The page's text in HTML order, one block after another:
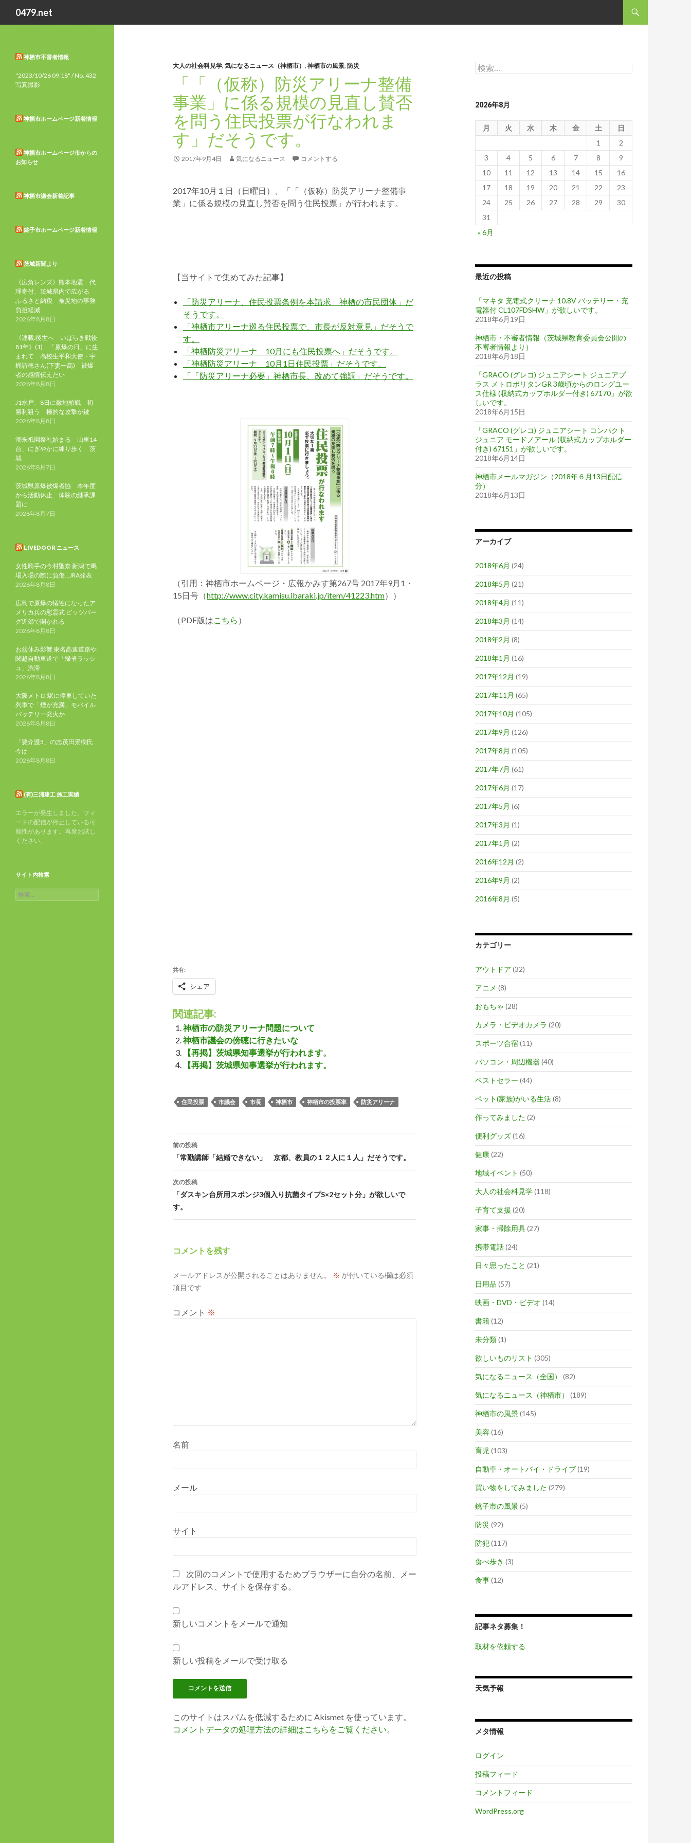
0479.net
大人の社会科見学, 気になるニュース（神栖市） , 神栖市の風景, 防災
「「（仮称）防災アリーナ整備
事業」に係る規模の見直し賛否
を問う住民投票が行なわれま
す」だそうです。
2017年9月4日 気になるニュース コメントする
2017年10月１日（日曜日）、「「（仮称）防災アリーナ整備事
業」に係る規模の見直し賛否を問う住民投票」が行われます。
【当サイトで集めてみた記事】
「防災アリーナ、住民投票条例を本請求 神栖の市民団体」だ
そうです。
「神栖市アリーナ巡る住民投票で、市長が反対意見」だそうで
す。
「神栖防災アリーナ 10月にも住民投票へ」だそうです。
「神栖防災アリーナ 10月1日住民投票」だそうです。
「「防災アリーナ必要」神栖市長、改めて強調」だそうです。
（引用：神栖市ホームページ・広報かみす第267号 2017年9月1・
15日号（http://www.city.kamisu.ibaraki.jp/item/41223.htm））
（PDF版はこちら ）
共有:
シェア
関連記事:
神栖市の防災アリーナ問題について
神栖市議会の傍聴に行きたいな
【再掲】茨城県知事選挙が行われます。
【再掲】茨城県知事選挙が行われます。
住民投票 市議会 市長 神栖市 神栖市の投票率 防災アリーナ
投
稿
ナ
ビ
ゲ
シ
ン
前の投稿
「常勤講師「結婚できない」 京都、教員の１２人に１人」だそうです。
次の投稿
「ダスキン台所用スポンジ3個入り抗菌タイプS×2セット分」が欲しいで
す。
コメントを残す
メールアドレスが公開されることはありません。 ※ が付いている欄は必須
項目です
コメント ※
名前
メール
サイト
次回のコメントで使用するためブラウザーに自分の名前、メー
ルアドレス、サイトを保存する。
新しいコメントをメールで通知
新しい投稿をメールで受け取る
このサイトはスパムを低減するために Akismet を使っています。
コメントデータの処理方法の詳細はこちらをご覧ください。
検
索:
2026年8月
月 火 水 木 金 土
日
1
2
3
4 5 6 7 8
9
10
11 12 13 14 15
16
17
18 19 20 21 22
23
24
25 26 27 28 29
30
31
« 6月
最近の投稿
「マキタ 充電式クリーナ 10.8V バッテリー・充
電器付 CL107FDSHW」が欲しいです。
2018年6月19日
神栖市・不審者情報（茨城県教育委員会公開の
不審者情報より）
2018年6月18日
「GRACO (グレコ) ジュニアシート ジュニアプ
ラス メトロポリタンGR 3歳頃からのロングユー
ス仕様 (収納式カップホルダー付き) 67170」が欲
しいです。
2018年6月15日
「GRACO (グレコ) ジュニアシート コンパクト
ジュニア モードノアール (収納式カップホルダー
付き) 67151」が欲しいです。
2018年6月14日
神栖市メールマガジン（2018年６月13日配信
分）
2018年6月13日
アーカイブ
2018年6月 (24)
2018年5月 (21)
2018年4月 (11)
2018年3月 (14)
2018年2月 (8)
2018年1月 (16)
2017年12月 (19)
2017年11月 (65)
2017年10月 (105)
2017年9月 (126)
2017年8月 (105)
2017年7月 (61)
2017年6月 (17)
2017年5月 (6)
2017年3月 (1)
2017年1月 (2)
2016年12月 (2)
2016年9月 (2)
2016年8月 (5)
カテゴリー
アウトドア (32)
アニメ (8)
おもちゃ (28)
カメラ・ビデオカメラ (20)
スポーツ合宿(11)
パソコン・周辺機器 (40)
ベストセラー (44)
ペット(家族)がいる生活(8)
作ってみました (2)
便利グッズ(16)
健康(22)
地域イベント (50)
大人の社会科見学(118)
子育て支援 (20)
家事・掃除用具(27)
携帯電話(24)
日々思ったこと (21)
日用品 (57)
映画・DVD・ビデオ (14)
書籍(12)
未分類(1)
欲しいものリスト (305)
気になるニュース（全国） (82)
気になるニュース（神栖市） (189)
神栖市の風景(145)
美容 (16)
育児 (103)
自動車・オートバイ・ドライブ(19)
買い物をしてみました (279)
銚子市の風景(5)
防災 (92)
防犯(117)
食べ歩き (3)
食事(12)
記事ネタ募集！
取材を依頼する
天気予報
メタ情報
ログイン
投稿フィード
コメントフィード
WordPress.org
神栖市不審者情報
"2023/10/26 09:18" / No. 432
写真撮影
神栖市ホームページ新着情報
神栖市ホームページ市からの
お知らせ
神栖市議会新着記事
銚子市ホームページ新着情報
茨城新聞より
《広角レンズ》熊本地震 代
理寄付、茨城県内で広がる
ふるさと納税 被災地の事務
負担軽減
2026年8月8日
《連載:後世へ いばらき戦後
81年》(1) 「原爆の日」に生
まれて 高校生平和大使・宇
梶詩穂さん(下妻一高) 被爆
者の感情伝えたい
2026年8月8日
J1水戸、8日に敵地柏戦 初
勝利狙う 極的な攻撃が鍵
2026年8月8日
潮来祇園祭礼始まる 山車14
台、にぎやかに練り歩く 茨
城
2026年8月7日
茨城県原爆被爆者協 本年度
から活動休止 体験の継承課
題に
2026年8月7日
LIVEDOOR ニュース
女性騎手の今村聖奈 新潟で馬
場入場の際に負傷…JRA発表
2026年8月8日
広島で原爆の犠牲になったア
メリカ兵の慰霊式 ピッツバー
グ近郊で開かれる
2026年8月8日
お盆休み影響 東名高速道路や
関越自動車道で「帰省ラッシ
ュ」渋滞
2026年8月8日
大阪メトロ 駅に停車していた
列車で「煙が充満」モバイル
バッテリー発火か
2026年8月8日
「要介護5」の志茂田景樹氏
今は
2026年8月8日
(有)三浦建工 施工実績
エラーが発生しました。フィ
ードの配信が停止している可
能性があります。再度お試し
ください。
サイト内検索
検
索: